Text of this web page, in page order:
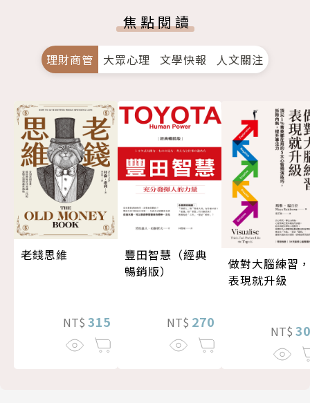
焦點閱讀
理財商管 大眾心理 文學快報 人文關注
老錢思維
NT$ 315
豐田智慧（經典
暢銷版）
NT$ 270
做對大腦練習，
表現就升級
NT$